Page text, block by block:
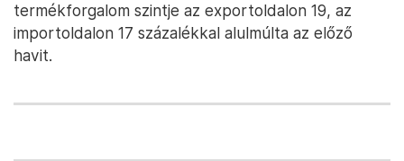
termékforgalom szintje az exportoldalon 19, az
importoldalon 17 százalékkal alulmúlta az előző
havit.